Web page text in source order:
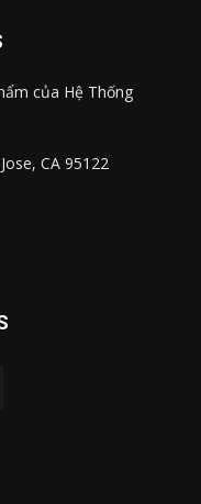
của Hệ Thống
CA 95122